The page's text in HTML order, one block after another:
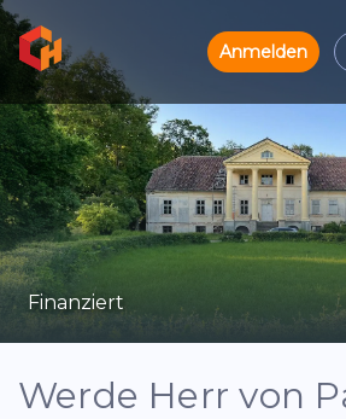
Anmelden
Finanziert
Werde Herr von